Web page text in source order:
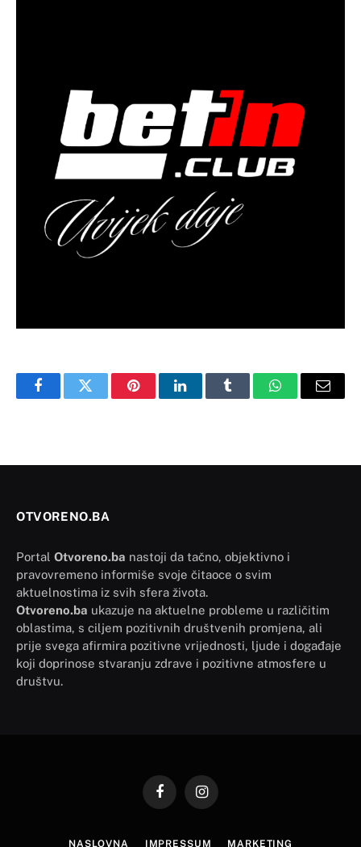
FacebookTwitter PinterestLinkedInTumblr WhatsAppEmail
OTVORENO.BA
Portal Otvoreno.ba nastoji da tačno, objektivno i
pravovremeno informiše svoje čitaoce o svim
aktuelnostima iz svih sfera života.
Otvoreno.ba ukazuje na aktuelne probleme u različitim
oblastima, s ciljem pozitivnih društvenih promjena, ali
prije svega afirmira pozitivne vrijednosti, ljude i događaje
koji doprinose stvaranju zdrave i pozitivne atmosfere u
društvu.
FacebookInstagram
NASLOVNA IMPRESSUM MARKETING